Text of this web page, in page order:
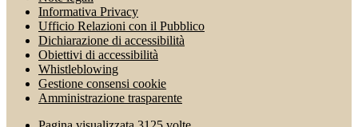
Informativa Privacy
Ufficio Relazioni con il Pubblico
Dichiarazione di accessibilità
Obiettivi di accessibilità
Whistleblowing
Gestione consensi cookie
Amministrazione trasparente